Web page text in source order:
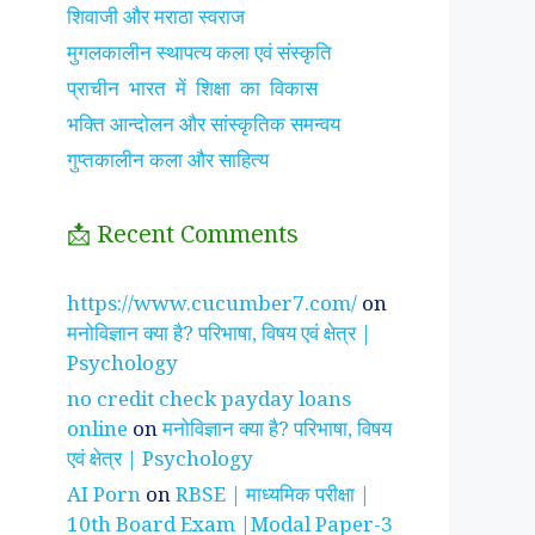
झाँसी की रानी के रहस्मयी
सुनीता विलियम्स ~
भारतीय मूल की अन्तरिक्ष
यात्री
शिवाजी और मराठा स्वराज
मुगलकालीन स्थापत्य कला एवं संस्कृति
प्राचीन भारत में शिक्षा का विकास
भक्ति आन्दोलन और सांस्कृतिक समन्वय
गुप्तकालीन कला और साहित्य
📩 Recent Comments
https://www.cucumber7.com/ on
मनोविज्ञान क्या है? परिभाषा, विषय एवं क्षेत्र |
Psychology
no credit check payday loans
online onमनोविज्ञान क्या है? परिभाषा, विषय
एवं क्षेत्र | Psychology
AI Porn onRBSE | माध्यमिक परीक्षा |
10th Board Exam |Modal Paper-3